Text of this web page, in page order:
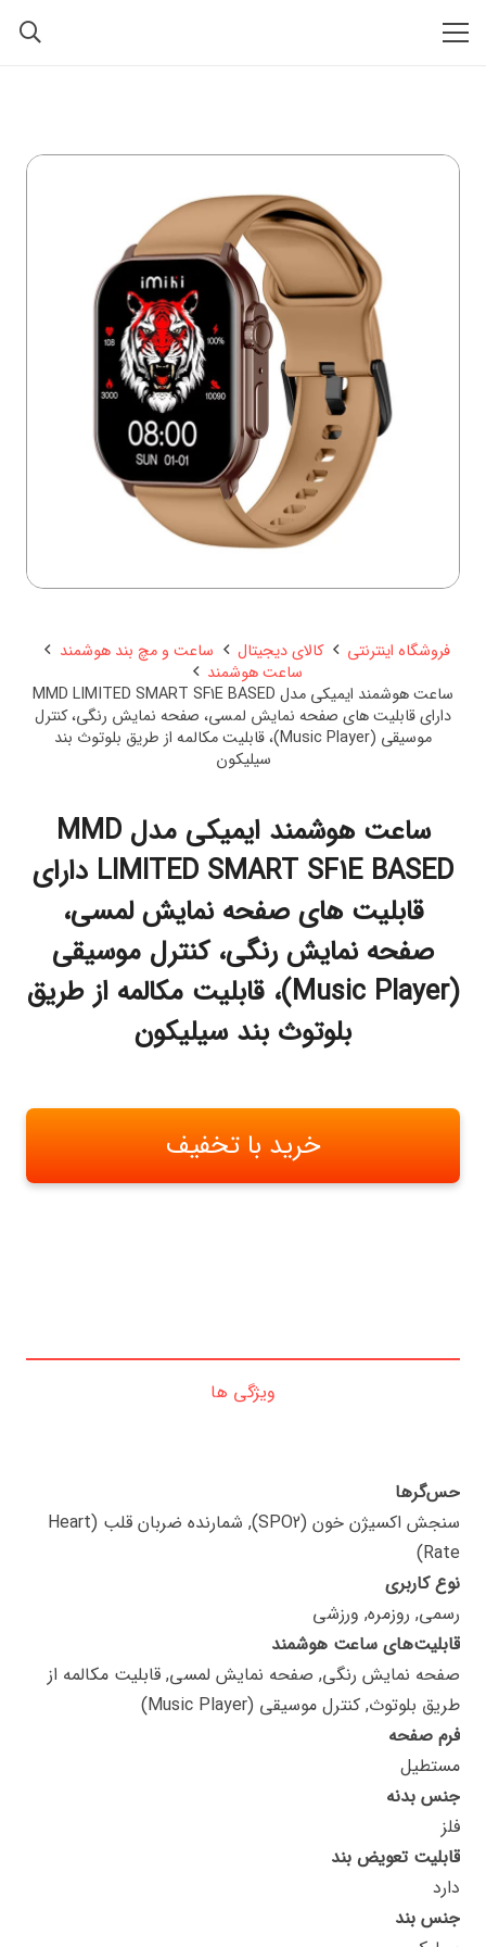
فروشگاه اینترنتی کالای دیجیتال
ساعت و مچ بند هوشمند
ساعت هوشمند
ساعت هوشمند ایمیکی مدل MMD LIMITED SMART SF1E BASED
دارای قابلیت های صفحه نمایش لمسی، صفحه نمایش رنگی، کنترل
موسیقی (Music Player)، قابلیت مکالمه از طریق بلوتوث بند
سیلیکون
ساعت هوشمند ایمیکی مدل MMD
LIMITED SMART SF1E BASED دارای
قابلیت های صفحه نمایش لمسی،
صفحه نمایش رنگی، کنترل موسیقی
(Music Player)، قابلیت مکالمه از طریق
بلوتوث بند سیلیکون
خرید با تخفیف
ویژگی ها
حس‌گرها
سنجش اکسیژن خون (SPO2), شمارنده ضربان قلب (Heart
Rate)
نوع کاربری
رسمی, روزمره, ورزشی
قابلیت‌های ساعت هوشمند
صفحه نمایش رنگی, صفحه نمایش لمسی, قابلیت مکالمه از
طریق بلوتوث, کنترل موسیقی (Music Player)
فرم صفحه
مستطیل
جنس بدنه
فلز
قابلیت تعویض بند
دارد
جنس بند